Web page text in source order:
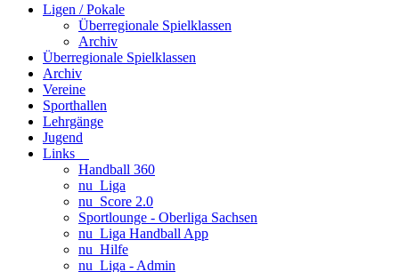
Ligen / Pokale
Überregionale Spielklassen
Archiv
Überregionale Spielklassen
Archiv
Vereine
Sporthallen
Lehrgänge
Jugend
Links
Handball 360
nu_Liga
nu_Score 2.0
Sportlounge - Oberliga Sachsen
nu_Liga Handball App
nu_Hilfe
nu_Liga - Admin